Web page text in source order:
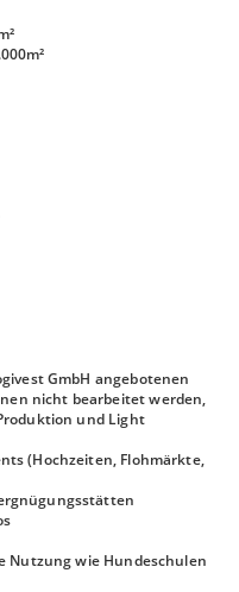
GmbH angebotenen
nicht bearbeitet werden,
und Light
(Hochzeiten, Flohmärkte,
Nutzung wie Hundeschulen